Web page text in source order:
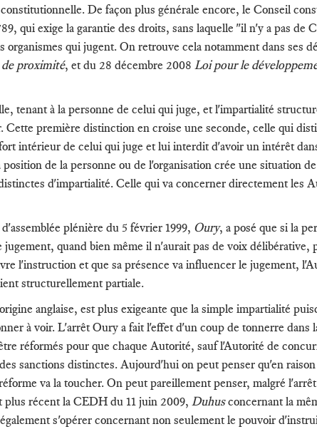
De façon plus générale encore, le Conseil
qui exige la garantie des droits, sans laquelle "il n'y a pas de
qui jugent. On retrouve cela notamment dans ses
de proximité, et du 28 décembre 2008 Loi pour le
tenant à la personne de celui qui juge, et l'impartialité
Cette première distinction en croise une seconde, celle qui
intérieur de celui qui juge et lui interdit d'avoir un intérêt
de la personne ou de l'organisation crée une situation
d'impartialité. Celle qui va concerner directement les
plénière du 5 février 1999, Oury, a posé que si la
quand bien même il n'aurait pas de voix délibérative,
l'instruction et que sa présence va influencer le jugement,
structurellement partiale.
anglaise, est plus exigeante que la simple impartialité
à voir. L'arrêt Oury a fait l'effet d'un coup de tonnerre dans
réformés pour que chaque Autorité, sauf l'Autorité de
sanctions distinctes. Aujourd'hui on peut penser qu'en
va la toucher. On peut pareillement penser, malgré l'arrêt
plus récent la CEDH du 11 juin 2009, Duhusconcernant la
s'opérer concernant non seulement le pouvoir